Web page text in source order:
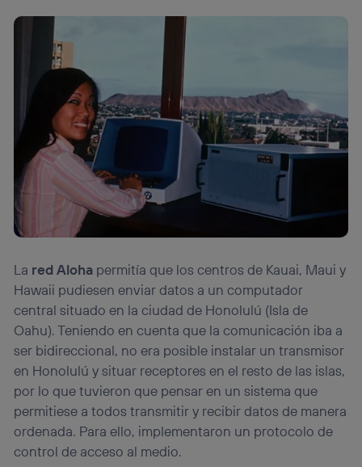
La red Aloha permitía que los centros de Kauai, Maui y
Hawaii pudiesen enviar datos a un computador
central situado en la ciudad de Honolulú (Isla de
Oahu). Teniendo en cuenta que la comunicación iba a
ser bidireccional, no era posible instalar un transmisor
en Honolulú y situar receptores en el resto de las islas,
por lo que tuvieron que pensar en un sistema que
permitiese a todos transmitir y recibir datos de manera
ordenada. Para ello, implementaron un protocolo de
control de acceso al medio.